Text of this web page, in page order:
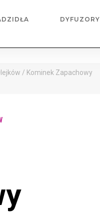
DYFUZORY
/ Kominek Zapachowy